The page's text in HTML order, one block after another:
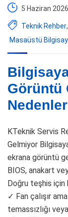
5 Haziran 2026
Teknik Rehber,
Masaüstü
Görüntü
Nedenler
KTeknik Servis
Gelmiyor
ekrana görüntü
BIOS, anakart
Doğru teşhis
✓ Fan çalışır
temassızlığı